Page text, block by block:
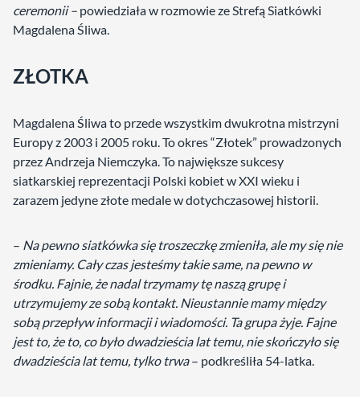
ceremonii – powiedziała w rozmowie ze Strefą Siatkówki
Magdalena Śliwa.
ZŁOTKA
Magdalena Śliwa to przede wszystkim dwukrotna mistrzyni
Europy z 2003 i 2005 roku. To okres “Złotek” prowadzonych
przez Andrzeja Niemczyka. To największe sukcesy
siatkarskiej reprezentacji Polski kobiet w XXI wieku i
zarazem jedyne złote medale w dotychczasowej historii.
– Na pewno siatkówka się troszeczkę zmieniła, ale my się nie
zmieniamy. Cały czas jesteśmy takie same, na pewno w
środku. Fajnie, że nadal trzymamy tę naszą grupę i
utrzymujemy ze sobą kontakt. Nieustannie mamy między
sobą przepływ informacji i wiadomości. Ta grupa żyje. Fajne
jest to, że to, co było dwadzieścia lat temu, nie skończyło się
dwadzieścia lat temu, tylko trwa– podkreśliła 54-latka.